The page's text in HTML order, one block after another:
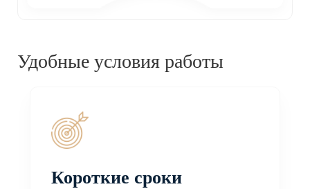
Удобные условия работы
Короткие сроки